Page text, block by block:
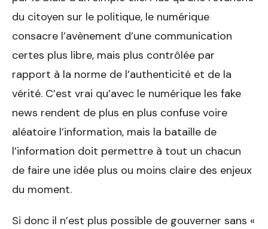
du citoyen sur le politique, le numérique
consacre l’avènement d’une communication
certes plus libre, mais plus contrôlée par
rapport à la norme de l’authenticité et de la
vérité. C’est vrai qu’avec le numérique les fake
news rendent de plus en plus confuse voire
aléatoire l’information, mais la bataille de
l’information doit permettre à tout un chacun
de faire une idée plus ou moins claire des enjeux
du moment.
Si donc il n’est plus possible de gouverner sans «